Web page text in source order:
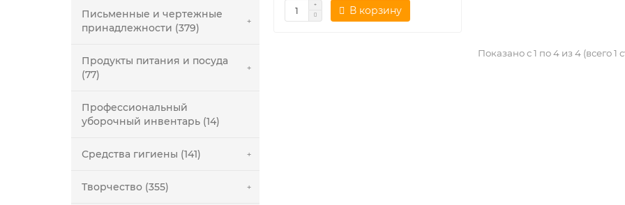
Письменные и чертежные
принадлежности (379)
Продукты питания и посуда
(77)
Профессиональный
уборочный инвентарь (14)
Средства гигиены (141)
Творчество (355)
В корзину
Показано с 1 по 4 из 4 (всего 1